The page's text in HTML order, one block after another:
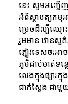
នេះ សូមអញ្ជើ
អំពីស្ថាបត្យកម្
ម្រេចដ៏ល្បីឈ្ម
រួមមាន ឋានសួគ៌
ភ្ញៀវទេសចរ
ភូមិជាប់មាត់ទន្
លេងក្នុងផ្សារ
ជាក់ស្តែង ជា